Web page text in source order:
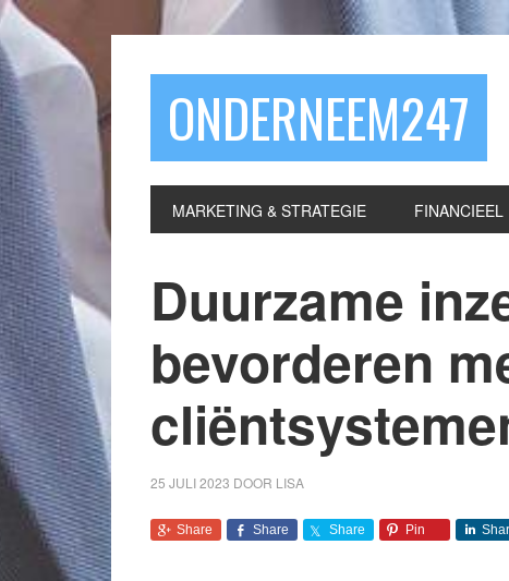
ONDERNEEM247
MARKETING & STRATEGIE FINANCIEEL
Duurzame
bevorderen
25 JULI 2023 DOOR LISA
Share Share Share Pin